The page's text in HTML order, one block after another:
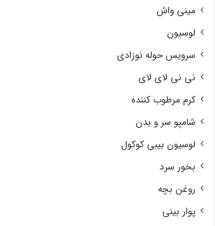
مینی واش
لوسیون
سرویس حوله نوزادی
نی نی لای لای
کرم مرطوب کننده
شامپو سر و بدن
لوسیون بیبی کوکول
بخور سرد
روغن بچه
پوار بینی